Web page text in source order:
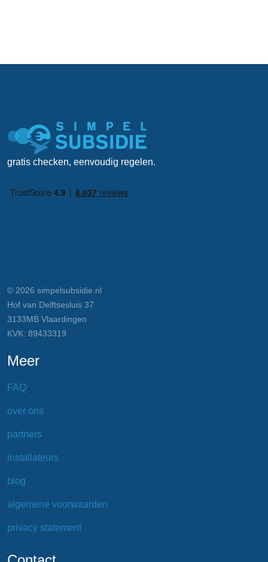
gratis checken, eenvoudig regelen.
© 2026 simpelsubsidie.nl
Hof van Delftsesluis 37
3133MB Vlaardingen
KVK: 89433319
Meer
FAQ
over ons
partners
installateurs
blog
algemene voorwaarden
privacy statement